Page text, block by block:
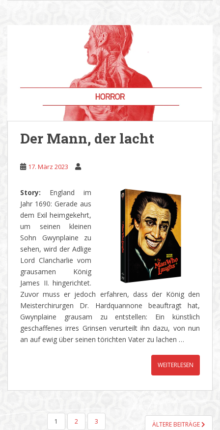
Der Mann, der lacht
17. März 2023
Story: England im
Jahr 1690: Gerade aus
dem Exil heimgekehrt,
um seinen kleinen
Sohn Gwynplaine zu
sehen, wird der Adlige
Lord Clancharlie vom
grausamen König
James II. hingerichtet.
Zuvor muss er jedoch erfahren, dass der König den
Meisterchirurgen Dr. Hardquannone beauftragt hat,
Gwynplaine grausam zu entstellen: Ein künstlich
geschaffenes irres Grinsen verurteilt ihn dazu, von nun
an auf ewig über seinen törichten Vater zu lachen …
WEITERLESEN
SEITENNUMMERIERUNG
1 2 3 ÄLTERE BEITRÄGE